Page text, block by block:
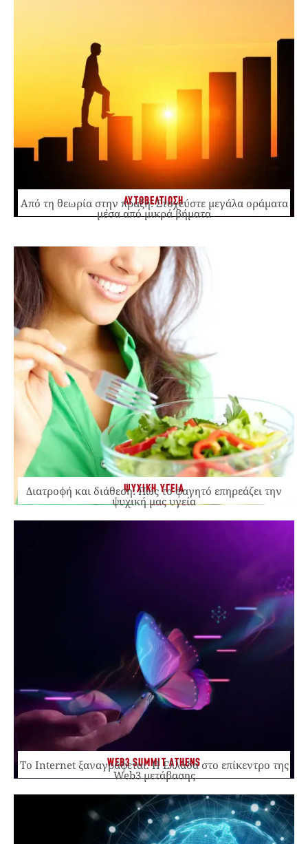
ΑΥΤΟΒΕΛΤΙΩΣΗ
Από τη θεωρία στην πράξη: Στοχεύστε μεγάλα οράματα
μέσα από μικρά βήματα
ΨΥΧΙΚΗ ΥΓΕΙΑ
Διατροφή και διάθεση: Πώς το φαγητό επηρεάζει την
ψυχική μας υγεία
WEB3 SUMMIT ATHENS
Το Internet ξαναγράφεται. Η Ελλάδα στο επίκεντρο της
Web3 μετάβασης